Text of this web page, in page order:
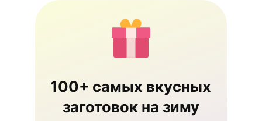
100+ самых вкусных
заготовок на зиму